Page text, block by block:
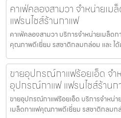
คาเฟ่คลองสามวา จำหน่ายเ
แฟรนไชส์ร้านกาแฟ
คาเฟ่คลองสามวา บริการจำหน่ายเมล็ด
คุณภาพดีเยี่ยม รสชาติกลมกล่อม และ ไ
ขายอุปกรณ์กาแฟร้อยเอ็ด จำ
อุปกรณ์กาแฟ แฟรนไชส์ร้านก
ขายอุปกรณ์กาแฟร้อยเอ็ด บริการจำหน่า
เมล็ดกาแฟคุณภาพดีเยี่ยม รสชาติกลมก